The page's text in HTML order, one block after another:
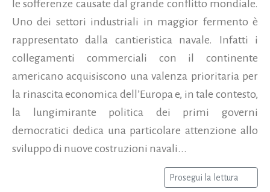
le sofferenze causate dal grande conflitto mondiale.
Uno dei settori industriali in maggior fermento è
rappresentato dalla cantieristica navale. Infatti i
collegamenti commerciali con il continente
americano acquisiscono una valenza prioritaria per
la rinascita economica dell’Europa e, in tale contesto,
la lungimirante politica dei primi governi
democratici dedica una particolare attenzione allo
sviluppo di nuove costruzioni navali...
Prosegui la lettura